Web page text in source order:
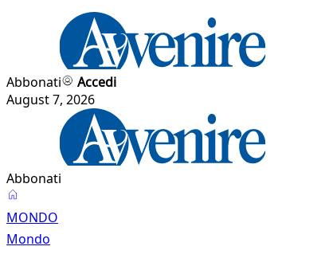
Abbonati
Accedi
August 7, 2026
Abbonati
Mondo
MONDO
Mondo